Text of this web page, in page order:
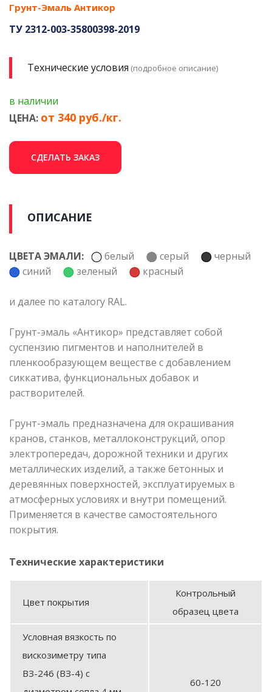
Грунт-Эмаль Антикор
ТУ 2312-003-35800398-2019
Технические условия (подробное описание)
в наличии
ЦЕНА: от 340 руб./кг.
СДЕЛАТЬ ЗАКАЗ
ОПИСАНИЕ
ЦВЕТА ЭМАЛИ: белый серый
черный
синий
зеленый красный
и далее по каталогу RAL.
Грунт-эмаль «Антикор» представляет собой
суспензию пигментов и наполнителей в
пленкообразующем веществе с добавлением
сиккатива, функциональных добавок и
растворителей.
Грунт-эмаль предназначена для окрашивания
кранов, станков, металлоконструкций, опор
электропередач, дорожной техники и других
металлических изделий, а также бетонных и
деревянных поверхностей, эксплуатируемых в
атмосферных условиях и внутри помещений.
Применяется в качестве самостоятельного
покрытия.
Технические характеристики
Цвет покрытия
Контрольный
образец цвета
Условная вязкость по
вискозиметру типа
ВЗ-246 (ВЗ-4) с
60-120